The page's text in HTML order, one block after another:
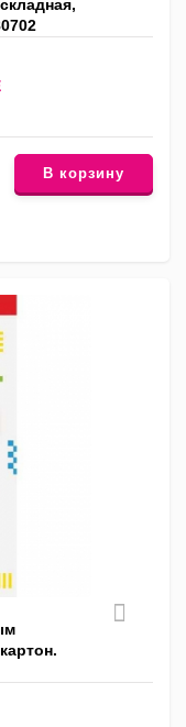
В корзину